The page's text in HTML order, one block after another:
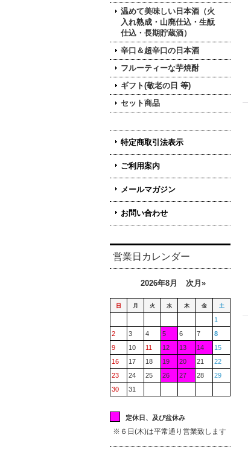
温めて美味しい日本酒（火
入れ熟成・山廃仕込・生酛
仕込・長期貯蔵酒）
辛口＆超辛口の日本酒
フルーティーな芋焼酎
ギフト(敬老の日 等)
セット商品
特定商取引法表示
ご利用案内
メールマガジン
お問い合わせ
営業日カレンダー
2026年8月 次月»
日 月 火 水 木 金 土
1
2
3 4 5 6 7
8
9
10 11 12 13 14
15
16
17 18 19 20 21
22
23
24 25 26 27 28
29
30
31
定休日、及び盆休み
※６日(木)は平常通り営業致します